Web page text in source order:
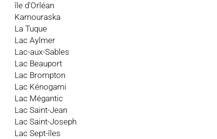
île d'Orléan
Kamouraska
La Tuque
Lac Aylmer
Lac-aux-Sables
Lac Beauport
Lac Brompton
Lac Kénogami
Lac Mégantic
Lac Saint-Jean
Lac Saint-Joseph
Lac Sept-îles